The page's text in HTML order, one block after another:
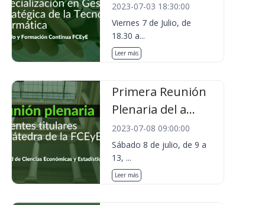
2023-07-03 18:30:00
Viernes 7 de Julio, de
18.30 a...
Leer más
Primera Reunión
Plenaria del a...
2023-07-08 09:00:00
Sábado 8 de julio, de 9 a
13, ...
Leer más